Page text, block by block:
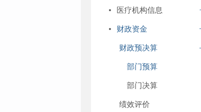
医疗机构信息
财政资金
财政预决算
部门预算
部门决算
绩效评价